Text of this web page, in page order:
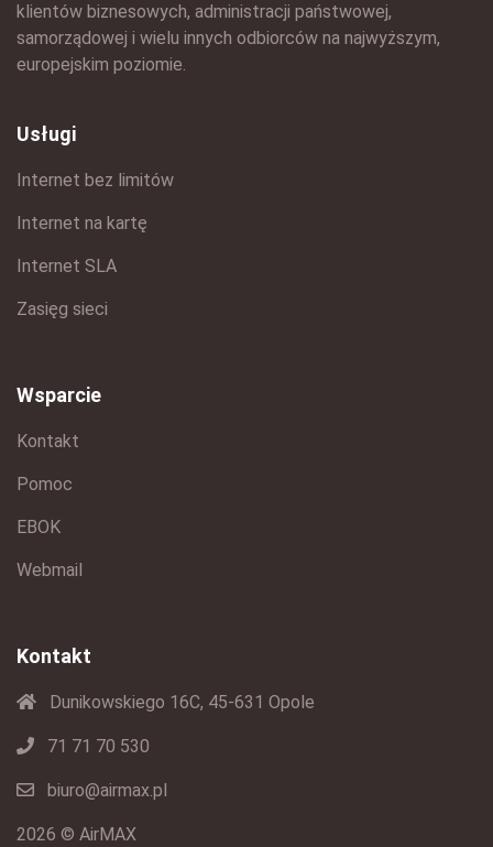
klientów biznesowych, administracji państwowej,
samorządowej i wielu innych odbiorców na najwyższym,
europejskim poziomie.
Usługi
Internet bez limitów
Internet na kartę
Internet SLA
Zasięg sieci
Wsparcie
Kontakt
Pomoc
EBOK
Webmail
Kontakt
Dunikowskiego 16C, 45-631 Opole
71 71 70 530
biuro@airmax.pl
2026 © AirMAX